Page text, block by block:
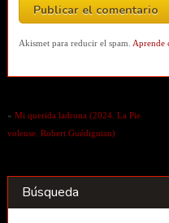
Akismet para reducir el spam. Aprende
« Mi querida ladrona (2024. La Pie
voleuse. Robert Guédiguian)
Búsqueda